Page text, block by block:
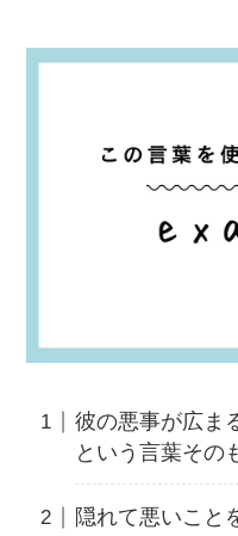
彼の悪事が広ま
という言葉その
隠れて悪いこと